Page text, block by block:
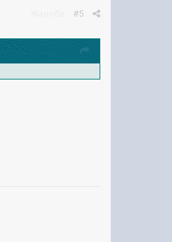
#5